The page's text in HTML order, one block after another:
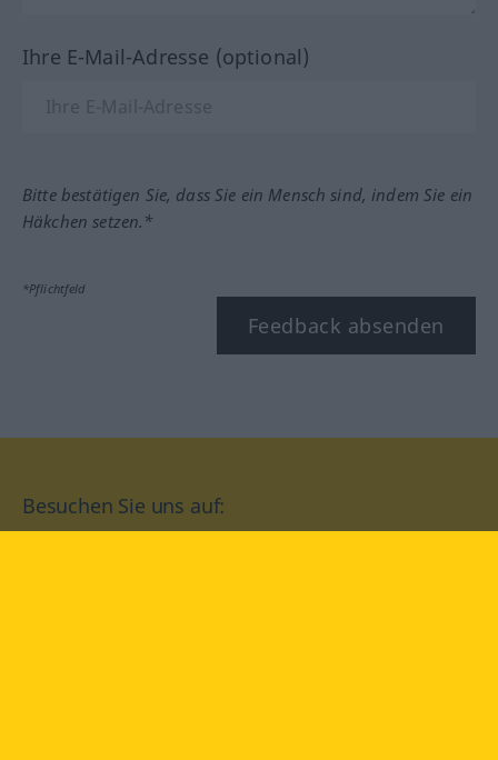
Ihre E-Mail-Adresse (optional)
Bitte bestätigen Sie, dass Sie ein Mensch sind, indem Sie ein
Häkchen setzen.*
*Pflichtfeld
Feedback absenden
Besuchen Sie uns auf: